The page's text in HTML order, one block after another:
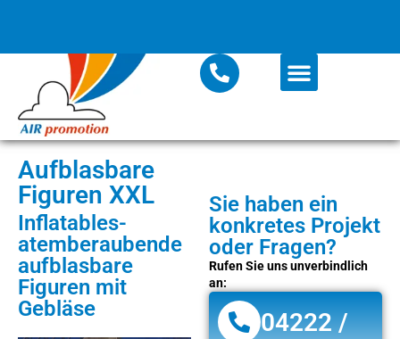
Sie haben ein
konkretes Projekt
oder Fragen?
Rufen Sie uns unverbindlich
an:
04222 /
Aufblasbare
Figuren XXL
Inflatables-
atemberaubende
aufblasbare
Figuren mit
Gebläse